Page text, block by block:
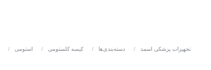
تجهیزات پزشکی اسمد / دسته‌بندی‌ها / کیسه کلستومی / استومی /